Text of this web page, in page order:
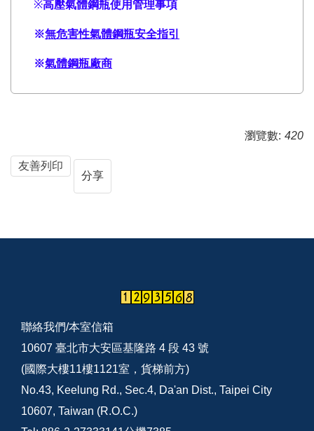
※高壓氣體鋼瓶使用管理事項
※無危害性氣體鋼瓶安全指引
※氣體鋼瓶廠商
瀏覽數: 420
友善列印
分享
聯絡我們/本室信箱
10607 臺北市大安區基隆路 4 段 43 號
(國際大樓11樓1121室，貨梯前方)
No.43, Keelung Rd., Sec.4, Da'an Dist., Taipei City
10607, Taiwan (R.O.C.)